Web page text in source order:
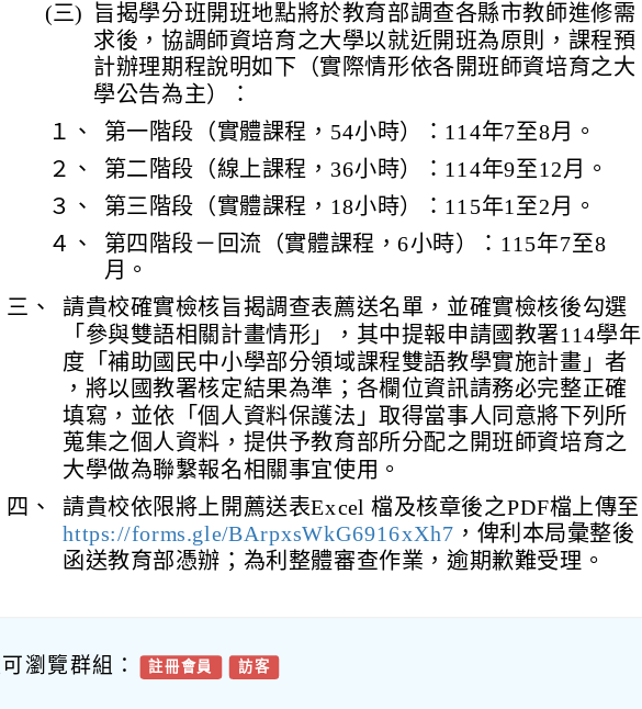
(三) 旨揭學分班開班地點將於教育部調查各縣市教師進修需
求後，協調師資培育之大學以就近開班為原則，課程預
計辦理期程說明如下（實際情形依各開班師資培育之大
學公告為主）：
１、
第一階段（實體課程，54小時）：114年7至8月。
２、
第二階段（線上課程，36小時）：114年9至12月。
３、
第三階段（實體課程，18小時）：115年1至2月。
４、
第四階段－回流（實體課程，6小時）：115年7至8
月。
三、
請貴校確實檢核旨揭調查表薦送名單，並確實檢核後勾選
「參與雙語相關計畫情形」，其中提報申請國教署114學年
度「補助國民中小學部分領域課程雙語教學實施計畫」者
，將以國教署核定結果為準；各欄位資訊請務必完整正確
填寫，並依「個人資料保護法」取得當事人同意將下列所
蒐集之個人資料，提供予教育部所分配之開班師資培育之
大學做為聯繫報名相關事宜使用。
四、
請貴校依限將上開薦送表Excel 檔及核章後之PDF檔上傳至
https://forms.gle/BArpxsWkG6916xXh7 ，俾利本局彙整後
函送教育部憑辦；為利整體審查作業，逾期歉難受理。
瀏覽群組： 註冊會員 訪客